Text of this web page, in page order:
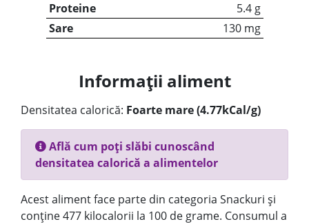
Proteine
5.4 g
Sare
130 mg
Informații aliment
Densitatea calorică: Foarte mare (4.77kCal/g)
Află cum poți slăbi cunoscând
densitatea calorică a alimentelor
Acest aliment face parte din categoria Snackuri și
conține 477 kilocalorii la 100 de grame. Consumul a